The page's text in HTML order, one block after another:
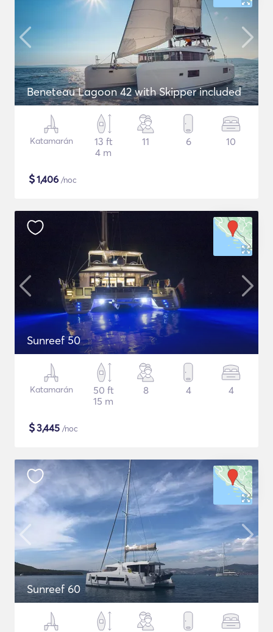
Beneteau Lagoon 42 with Skipper included
Katamarán
13 ft
4 m
11 6 10
$1,406 /noc
Sunreef 50
Katamarán
50 ft
15 m
8 4 4
$3,445 /noc
Sunreef 60